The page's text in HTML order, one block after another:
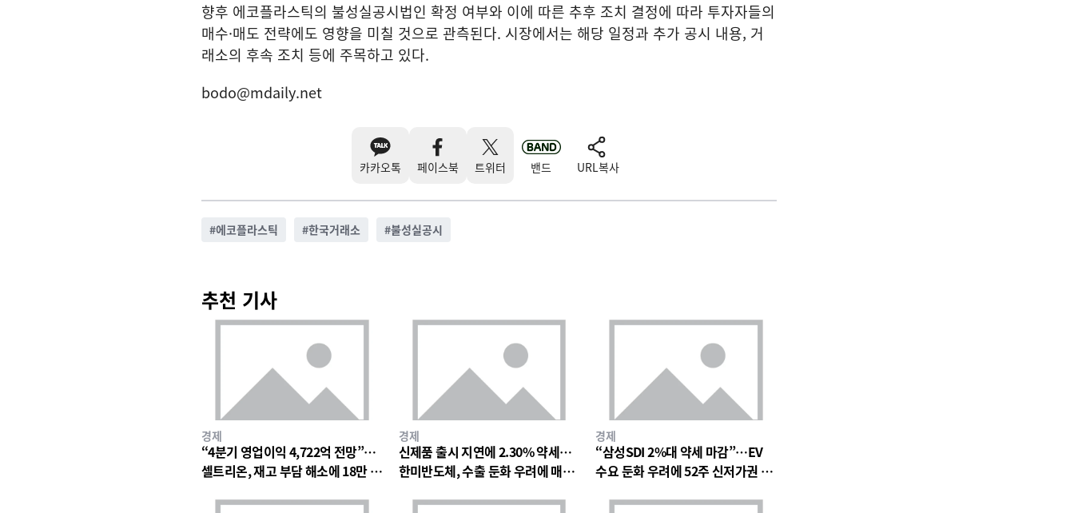
향후 에코플라스틱의 불성실공시법인 확정 여부와 이에 따른 추후 조치 결정에 따라 투자자들의
매수·매도 전략에도 영향을 미칠 것으로 관측된다. 시장에서는 해당 일정과 추가 공시 내용, 거
래소의 후속 조치 등에 주목하고 있다.
bodo@mdaily.net
카카오톡 페이스북 트위터 밴드 URL복사
#에코플라스틱 #한국거래소 #불성실공시
추천 기사
경제
“4분기 영업이익 4,722억 전망”…
셀트리온, 재고 부담 해소에 18만 원
경제
신제품 출시 지연에 2.30% 약세…
한미반도체, 수출 둔화 우려에 매물
경제
“삼성SDI 2%대 약세 마감”…EV
수요 둔화 우려에 52주 신저가권 압